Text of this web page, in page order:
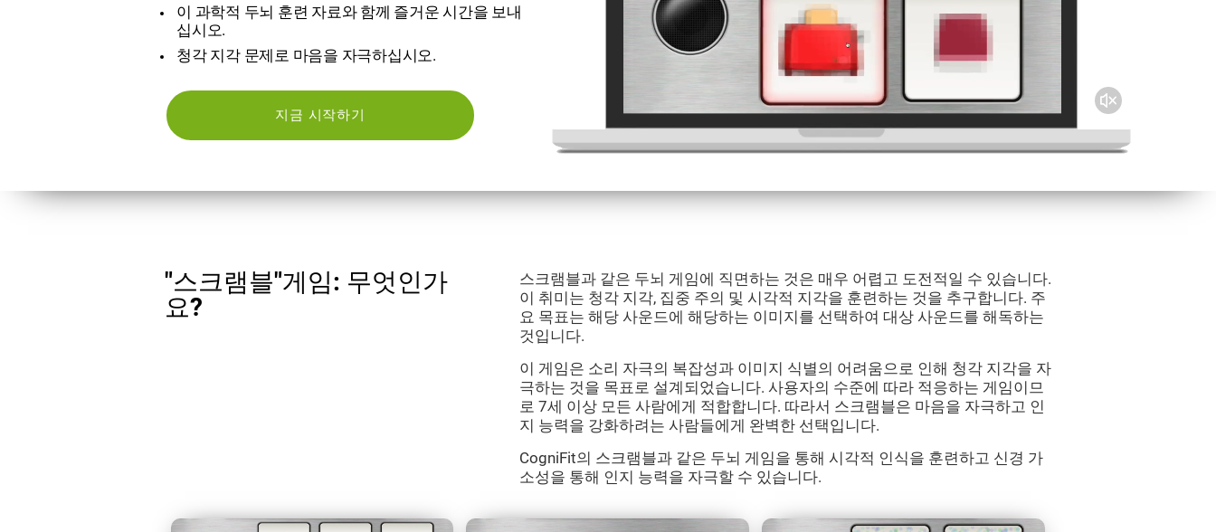
이 과학적 두뇌 훈련 자료와 함께 즐거운 시간을 보내
십시오.
청각 지각 문제로 마음을 자극하십시오.
지금 시작하기
"스크램블"게임: 무엇인가
요?
스크램블과 같은 두뇌 게임에 직면하는 것은 매우 어렵고 도전적일 수 있습니다.
이 취미는 청각 지각, 집중 주의 및 시각적 지각을 훈련하는 것을 추구합니다. 주
요 목표는 해당 사운드에 해당하는 이미지를 선택하여 대상 사운드를 해독하는
것입니다.
이 게임은 소리 자극의 복잡성과 이미지 식별의 어려움으로 인해 청각 지각을 자
극하는 것을 목표로 설계되었습니다. 사용자의 수준에 따라 적응하는 게임이므
로 7세 이상 모든 사람에게 적합합니다. 따라서 스크램블은 마음을 자극하고 인
지 능력을 강화하려는 사람들에게 완벽한 선택입니다.
CogniFit의 스크램블과 같은 두뇌 게임을 통해 시각적 인식을 훈련하고 신경 가
소성을 통해 인지 능력을 자극할 수 있습니다.